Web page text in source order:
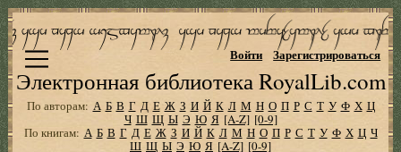
Электронная библиотека RoyalLib.com
Войти Зарегистрироваться
По авторам: А Б В Г Д Е Ж З И Й К Л М Н О П Р С Т У Ф Х Ц
Ч Ш Щ Ы Э Ю Я [A-Z] [0-9]
По книгам: А Б В Г Д Е Ж З И Й К Л М Н О П Р С Т У Ф Х Ц Ч
Ш Щ Ы Э Ю Я [A-Z] [0-9]